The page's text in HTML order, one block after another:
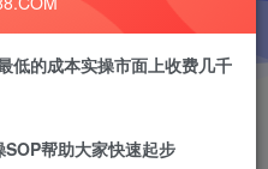
低的成本实操市面上收费几千
帮助大家快速起步